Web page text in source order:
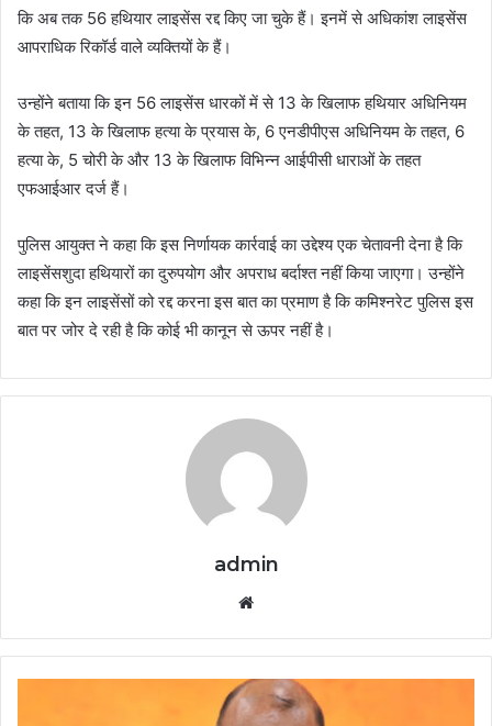
कि अब तक 56 हथियार लाइसेंस रद्द किए जा चुके हैं। इनमें से अधिकांश लाइसेंस
आपराधिक रिकॉर्ड वाले व्यक्तियों के हैं।
उन्होंने बताया कि इन 56 लाइसेंस धारकों में से 13 के खिलाफ हथियार अधिनियम
के तहत, 13 के खिलाफ हत्या के प्रयास के, 6 एनडीपीएस अधिनियम के तहत, 6
हत्या के, 5 चोरी के और 13 के खिलाफ विभिन्न आईपीसी धाराओं के तहत
एफआईआर दर्ज हैं।
पुलिस आयुक्त ने कहा कि इस निर्णायक कार्रवाई का उद्देश्य एक चेतावनी देना है कि
लाइसेंसशुदा हथियारों का दुरुपयोग और अपराध बर्दाश्त नहीं किया जाएगा। उन्होंने
कहा कि इन लाइसेंसों को रद्द करना इस बात का प्रमाण है कि कमिश्नरेट पुलिस इस
बात पर जोर दे रही है कि कोई भी कानून से ऊपर नहीं है।
admin